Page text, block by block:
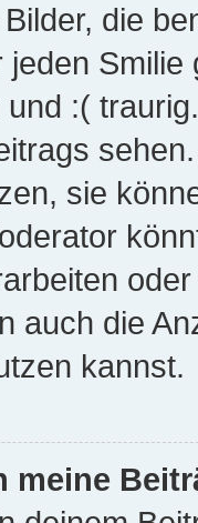
die
:(
sie
auch die
kannst.
meine